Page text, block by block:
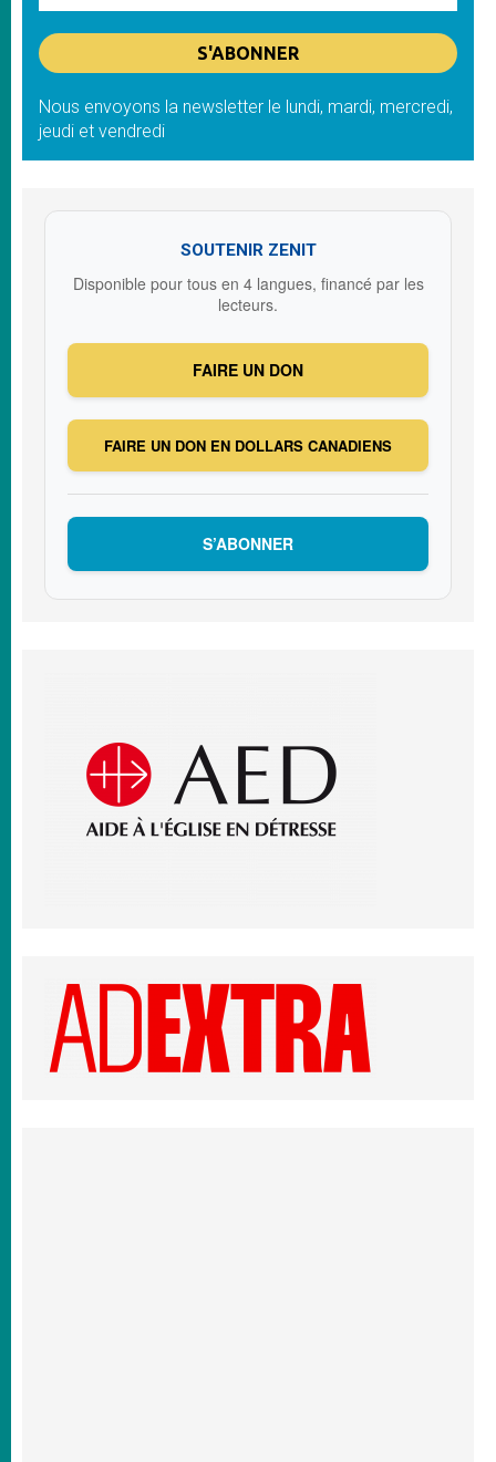
Nous envoyons la newsletter le lundi, mardi, mercredi,
jeudi et vendredi
SOUTENIR ZENIT
Disponible pour tous en 4 langues, financé par les
lecteurs.
FAIRE UN DON
FAIRE UN DON EN DOLLARS CANADIENS
S’ABONNER